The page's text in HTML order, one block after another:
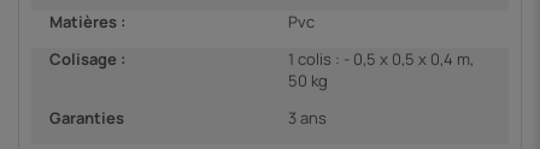
Matières :
Pvc
Colisage :
1 colis : - 0,5 x 0,5 x 0,4 m,
50 kg
Garanties
3 ans